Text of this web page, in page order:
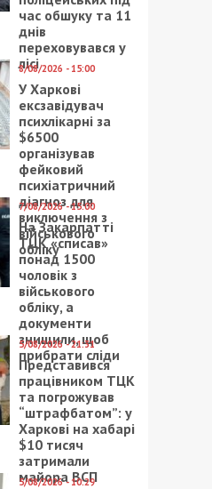
час обшуку та 11
днів
переховувався у
лісі
8/08/2026 - 15:00
У Харкові
ексзавідувач
психлікарні за
$6500
організував
фейковий
психіатричний
діагноз для
виключення з
військового
обліку
7/08/2026 - 15:00
На Закарпатті
ТЦК «списав»
понад 1500
чоловік з
військового
обліку, а
документи
знищили, щоб
прибрати сліди
5/08/2026 - 21:31
Представився
працівником ТЦК
та погрожував
“штрафбатом”: у
Харкові на хабарі
$10 тисяч
затримали
майора ВСП
5/08/2026 - 10:29